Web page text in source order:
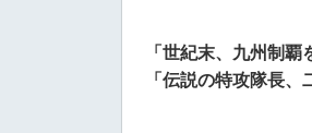
「世紀末、九州制覇
「伝説の特攻隊長、